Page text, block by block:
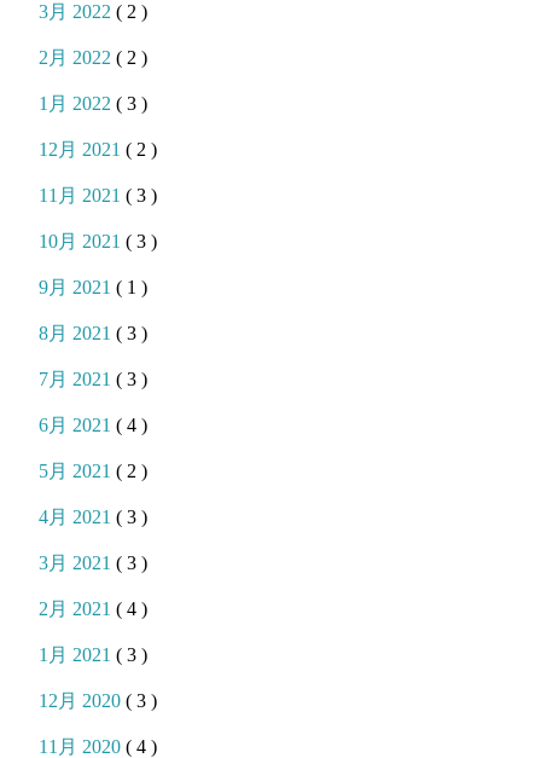
3月 2022( 2 )
2月 2022( 2 )
1月 2022( 3 )
12月 2021( 2 )
11月 2021( 3 )
10月 2021( 3 )
9月 2021( 1 )
8月 2021( 3 )
7月 2021( 3 )
6月 2021( 4 )
5月 2021( 2 )
4月 2021( 3 )
3月 2021( 3 )
2月 2021( 4 )
1月 2021( 3 )
12月 2020( 3 )
11月 2020( 4 )